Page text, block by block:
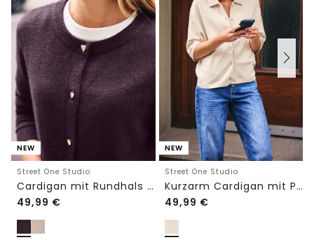
NEW
Street One Studio
Cardigan mit Rundhals und Knöpfen
49,99 €
NEW
Street One Studio
Kurzarm Cardigan mit Polokragen
49,99 €